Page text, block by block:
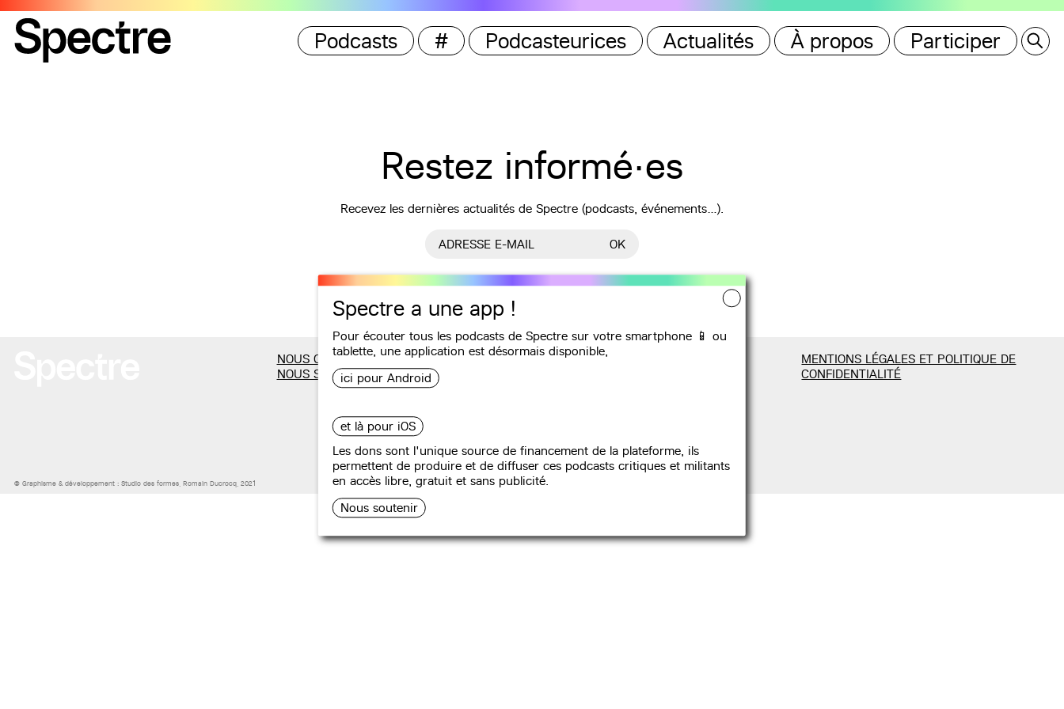
Podcasts # Podcasteurices Actualités À propos Participer
Spectre a une app !
Pour écouter tous les podcasts de Spectre sur votre smartphone 📱 ou
tablette, une application est désormais disponible,
ici pour Android
et là pour iOS
Les dons sont l'unique source de financement de la plateforme, ils
permettent de produire et de diffuser ces podcasts critiques et militants
en accès libre, gratuit et sans publicité.
Nous soutenir
Restez informé·es
Recevez les dernières actualités de Spectre (podcasts, événements…).
ADRESSE E-MAIL OK
NOUS CONTACTER,PARTICIPER
NOUS SOUTENIR
SUIVEZ-NOUS SUR :
MENTIONS LÉGALES ET POLITIQUE DE
CONFIDENTIALITÉ
© Graphisme & développement :Studio des formes , Romain Ducrocq, 2021